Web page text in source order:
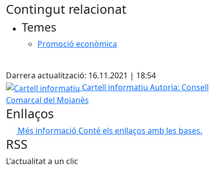
Contingut relacionat
Temes
Promoció econòmica
Darrera actualització: 16.11.2021 | 18:54
Cartell informatiu
Cartell informatiu Autoria: Consell
Comarcal del Moianès
Enllaços
Més informació Conté els enllaços amb les bases.
RSS
L'actualitat a un clic